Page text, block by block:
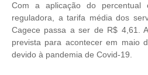
Com a aplicação do percentual
reguladora, a tarifa média dos
Cagece passa a ser de R$ 4,61.
prevista para acontecer em maio
devido à pandemia de Covid-19.